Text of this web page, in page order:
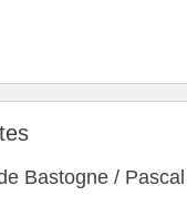
Bastogne /